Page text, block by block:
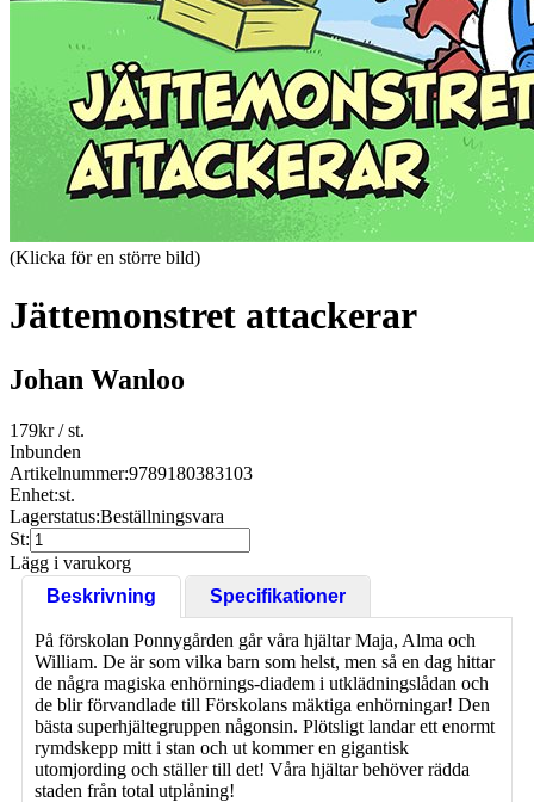
(Klicka för en större bild)
Jättemonstret attackerar
Johan Wanloo
179kr/ st.
Inbunden
Artikelnummer:9789180383103
Enhet:st.
Lagerstatus:Beställningsvara
St:
Lägg i varukorg
Beskrivning
Specifikationer
På förskolan Ponnygården går våra hjältar Maja, Alma och
William. De är som vilka barn som helst, men så en dag hittar
de några magiska enhörnings-diadem i utklädningslådan och
de blir förvandlade till Förskolans mäktiga enhörningar! Den
bästa superhjältegruppen någonsin. Plötsligt landar ett enormt
rymdskepp mitt i stan och ut kommer en gigantisk
utomjording och ställer till det! Våra hjältar behöver rädda
staden från total utplåning!